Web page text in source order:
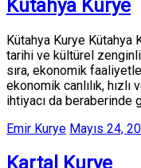
Kütahya Kurye
Kütahya Kurye Kütahya
tarihi ve kültürel
sıra, ekonomik
ekonomik canlılık,
ihtiyacı da beraberinde
Emir Kurye Mayıs 24,
Kartal Kurye